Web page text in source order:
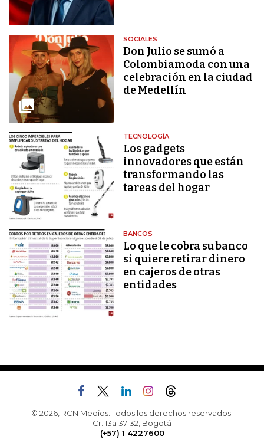
SOCIALES
Don Julio se sumó a
Colombiamoda con una
celebración en la ciudad
de Medellín
TECNOLOGÍA
Los gadgets
innovadores que están
transformando las
tareas del hogar
BANCOS
Lo que le cobra su banco
si quiere retirar dinero
en cajeros de otras
entidades
© 2026, RCN Medios. Todos los derechos reservados.
Cr. 13a 37-32, Bogotá
(+57) 1 4227600